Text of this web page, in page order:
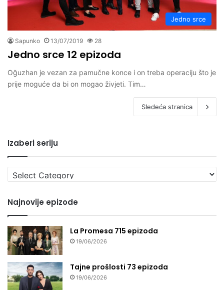
Jedno srce
Sapunko 13/07/2019 28
Jedno srce 12 epizoda
Oğuzhan je vezan za pamučne konce i on treba operaciju što je
prije moguće da bi on mogao živjeti. Tim…
Sledeća stranica
Izaberi seriju
Izaberi
seriju
Najnovije epizode
La Promesa 715 epizoda
19/06/2026
Tajne prošlosti 73 epizoda
19/06/2026